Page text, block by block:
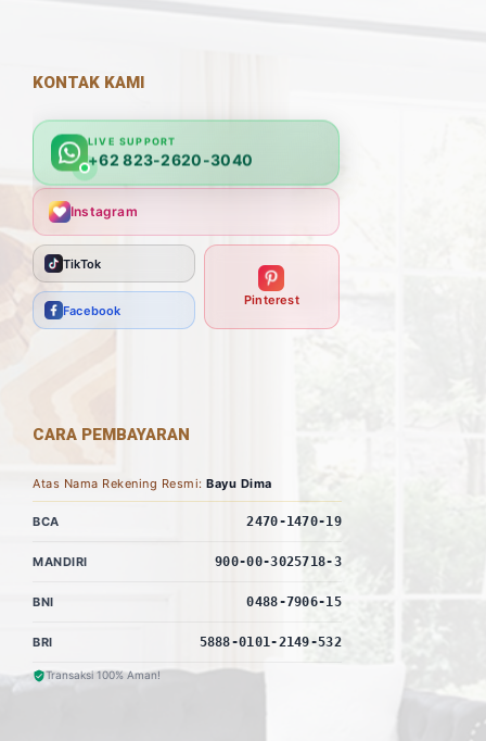
KONTAK KAMI
LIVE SUPPORT
+62 823-2620-3040
Instagram
TikTok
Facebook
Pinterest
CARA PEMBAYARAN
Atas Nama Rekening Resmi: Bayu Dima
BCA 2470-1470-19
MANDIRI 900-00-3025718-3
BNI 0488-7906-15
BRI 5888-0101-2149-532
Transaksi 100% Aman!